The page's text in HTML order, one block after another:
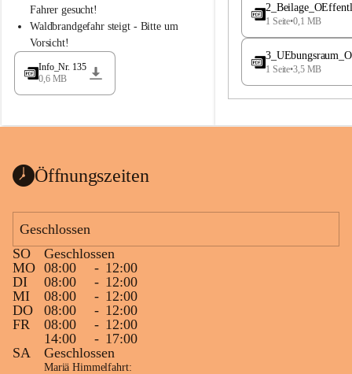
a
d
l
a
Fahrer gesucht!
Waldbrandgefahr steigt - Bitte um
Vorsicht!
Info_Nr. 135
0,6 MB
e
a
1 Seite•0,1 MB
1 Seite•3,5 MB
Öffnungszeiten
Geschlossen
SO
Geschlossen
MO 08:00 - 12:00
DI
08:00 - 12:00
MI
08:00 - 12:00
DO
08:00 - 12:00
FR
08:00 - 12:00
14:00
- 17:00
SA
Geschlossen
Mariä Himmelfahrt: